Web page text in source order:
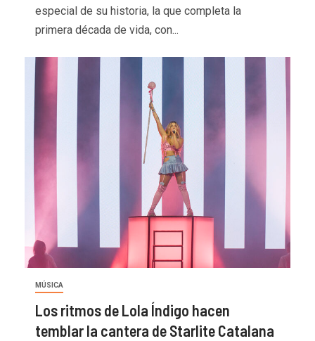
especial de su historia, la que completa la
primera década de vida, con...
MÚSICA
Los ritmos de Lola Índigo hacen
temblar la cantera de Starlite Catalana